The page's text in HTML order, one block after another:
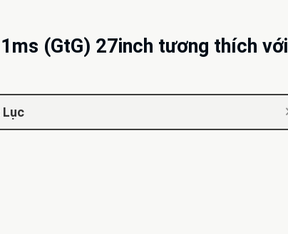
(GtG) 27inch tương thích với
Lục